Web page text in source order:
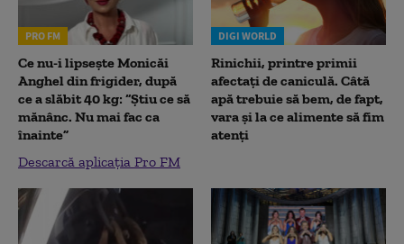
PRO FM
Ce nu-i lipsește Monicăi
Anghel din frigider, după
ce a slăbit 40 kg: “Știu ce să
mănânc. Nu mai fac ca
înainte”
Descarcă aplicația Pro FM
DIGI WORLD
Rinichii, printre primii
afectați de caniculă. Câtă
apă trebuie să bem, de fapt,
vara și la ce alimente să fim
atenți